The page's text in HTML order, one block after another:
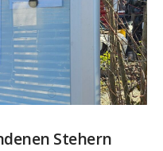
Stehern